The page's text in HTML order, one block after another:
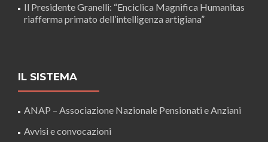
Il Presidente Granelli: “Enciclica Magnifica Humanitas
riafferma primato dell’intelligenza artigiana”
IL SISTEMA
ANAP – Associazione Nazionale Pensionati e Anziani
Avvisi e convocazioni